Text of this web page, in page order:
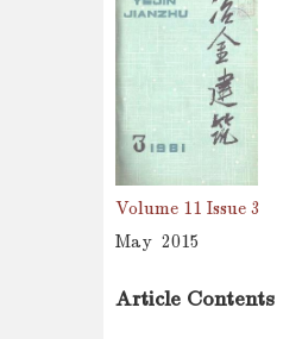
Volume 11 Issue 3
May 2015
Article Contents